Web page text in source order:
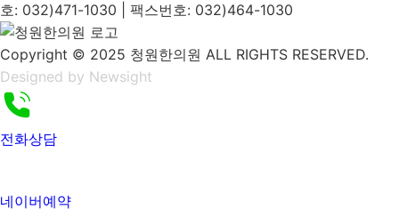
호: 032)471-1030 | 팩스번호: 032)464-1030
Copyright © 2025 청원한의원 ALL RIGHTS RESERVED.
Designed by Newsight
전화상담
네이버예약